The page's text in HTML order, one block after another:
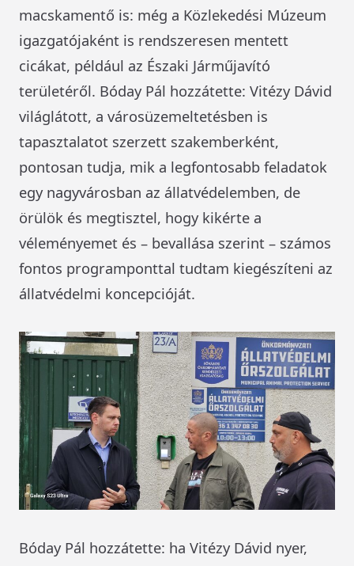
macskamentő is: még a Közlekedési Múzeum
igazgatójaként is rendszeresen mentett
cicákat, például az Északi Járműjavító
területéről. Bóday Pál hozzátette: Vitézy Dávid
világlátott, a városüzemeltetésben is
tapasztalatot szerzett szakemberként,
pontosan tudja, mik a legfontosabb feladatok
egy nagyvárosban az állatvédelemben, de
örülök és megtisztel, hogy kikérte a
véleményemet és – bevallása szerint – számos
fontos programponttal tudtam kiegészíteni az
állatvédelmi koncepcióját.
Bóday Pál hozzátette: ha Vitézy Dávid nyer,